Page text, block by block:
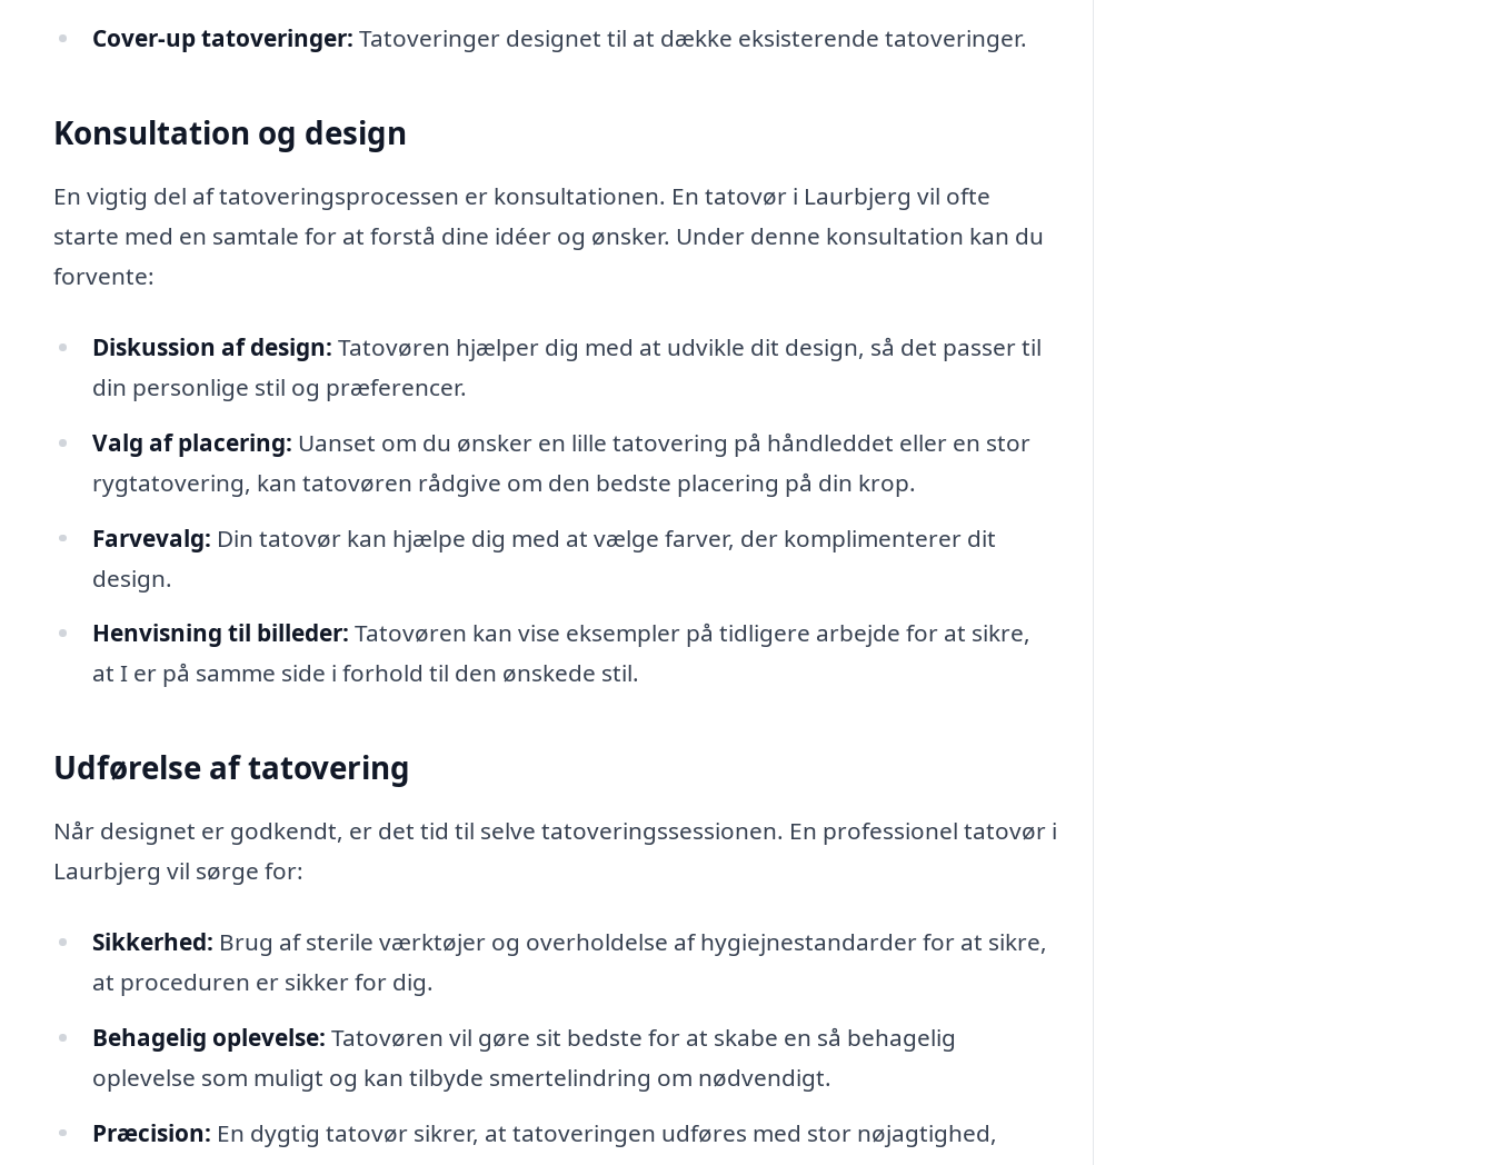
Cover-up tatoveringer: Tatoveringer designet til at dække eksisterende tatoveringer.
Konsultation og design
En vigtig del af tatoveringsprocessen er konsultationen. En tatovør i Laurbjerg vil ofte
starte med en samtale for at forstå dine idéer og ønsker. Under denne konsultation kan du
forvente:
Diskussion af design: Tatovøren hjælper dig med at udvikle dit design, så det passer til
din personlige stil og præferencer.
Valg af placering: Uanset om du ønsker en lille tatovering på håndleddet eller en stor
rygtatovering, kan tatovøren rådgive om den bedste placering på din krop.
Farvevalg: Din tatovør kan hjælpe dig med at vælge farver, der komplimenterer dit
design.
Henvisning til billeder: Tatovøren kan vise eksempler på tidligere arbejde for at sikre,
at I er på samme side i forhold til den ønskede stil.
Udførelse af tatovering
Når designet er godkendt, er det tid til selve tatoveringssessionen. En professionel tatovør i
Laurbjerg vil sørge for:
Sikkerhed: Brug af sterile værktøjer og overholdelse af hygiejnestandarder for at sikre,
at proceduren er sikker for dig.
Behagelig oplevelse: Tatovøren vil gøre sit bedste for at skabe en så behagelig
oplevelse som muligt og kan tilbyde smertelindring om nødvendigt.
Præcision: En dygtig tatovør sikrer, at tatoveringen udføres med stor nøjagtighed,